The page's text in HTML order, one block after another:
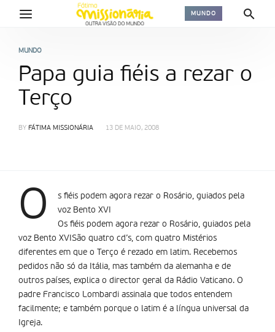
MUNDO
MUNDO
Papa guia fiéis a rezar o
Terço
BY FÁTIMA MISSIONÁRIA 13 DE MAIO, 2008
O
s fiéis podem agora rezar o Rosário, guiados pela
voz Bento XVI
Os fiéis podem agora rezar o Rosário, guiados pela
voz Bento XVISão quatro cd’s, com quatro Mistérios
diferentes em que o Terço é rezado em latim. Recebemos
pedidos não só da Itália, mas também da alemanha e de
outros países, explica o director geral da Rádio Vaticano. O
padre Francisco Lombardi assinala que todos entendem
facilmente; e também porque o latim é a língua universal da
Igreja.